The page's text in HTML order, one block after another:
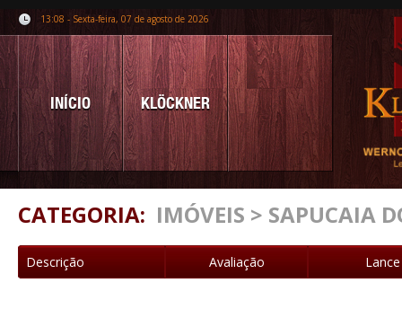
13:08 - Sexta-feira, 07 de agosto de 2026
INÍCIO KLÖCKNER
CATEGORIA: IMÓVEIS > SAPUCAIA
Descrição Avaliação